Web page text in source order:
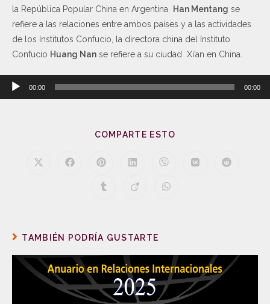
la República Popular China en Argentina
Han Mentang se
refiere a las relaciones entre ambos países y a las actividades
de los Institutos Confucio, la directora china del Instituto
Confucio Huang Nan se refiere a su ciudad Xi’an en China.
Reproductor
00:00 00:00
COMPARTE ESTO
TAMBIÉN PODRÍA GUSTARTE